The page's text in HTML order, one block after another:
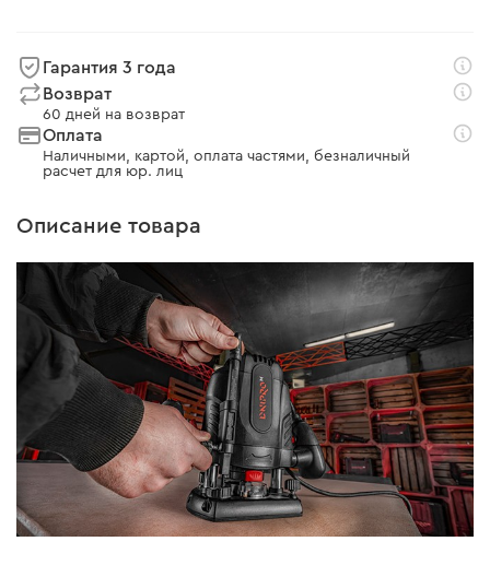
Гарантия 3 года
Возврат
60 дней на возврат
Оплата
Наличными, картой, оплата частями, безналичный
расчет для юр. лиц
Описание товара